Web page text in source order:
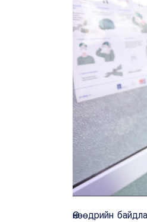
Өнөөдрийн